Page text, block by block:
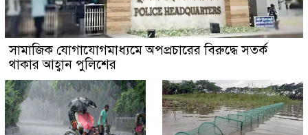
সামাজিক যোগাযোগমাধ্যমে অপপ্রচারের বিরুদ্ধে সতর্ক
থাকার আহ্বান পুলিশের